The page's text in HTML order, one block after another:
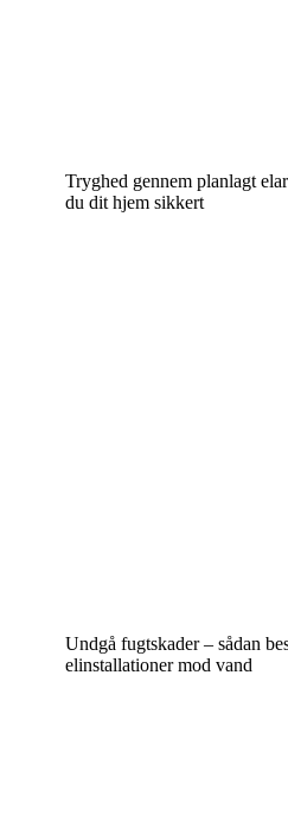
Tryghed gennem planlagt
du dit hjem sikkert
Undgå fugtskader – sådan
elinstallationer mod vand